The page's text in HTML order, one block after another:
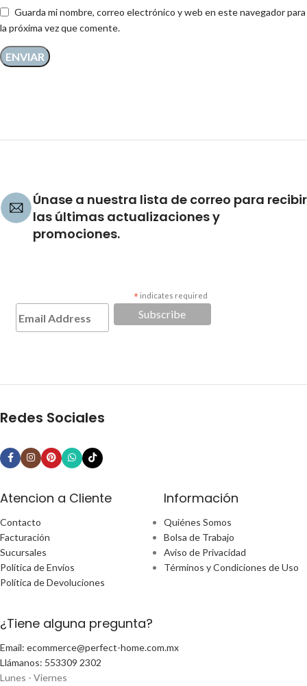
Guarda mi nombre, correo electrónico y web en este navegador para
la próxima vez que comente.
Únase a nuestra lista de correo para recibir
las últimas actualizaciones y
promociones.
* indicates required
Redes Sociales
Atencion a Cliente
Contacto
Facturación
Sucursales
Política de Envíos
Política de Devoluciones
Información
Quiénes Somos
Bolsa de Trabajo
Aviso de Privacidad
Términos y Condiciones de Uso
¿Tiene alguna pregunta?
Email: ecommerce@perfect-home.com.mx
Llámanos: 553309 2302
Lunes - Viernes